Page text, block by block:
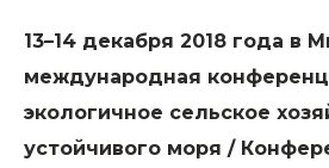
13–14 декабря 2018 года в
международная
экологичное сельское
устойчивого моря /